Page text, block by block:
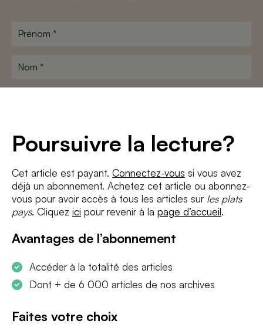
Poursuivre la lecture?
Cet article est payant. Connectez-vous si vous avez
déjà un abonnement. Achetez cet article ou abonnez-
vous pour avoir accès à tous les articles sur les plats
pays. Cliquez ici pour revenir à la page d’accueil.
Avantages de l’abonnement
Accéder à la totalité des articles
Dont + de 6 000 articles de nos archives
Faites votre choix
Prénom
Nom
J'accepte les termes et conditions etla politique de confidentialité
S'INSCRIRE